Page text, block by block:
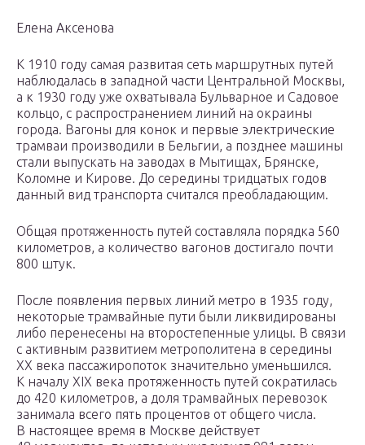
Елена Аксенова
К 1910 году самая развитая сеть маршрутных путей
наблюдалась в западной части Центральной Москвы,
а к 1930 году уже охватывала Бульварное и Садовое
кольцо, с распространением линий на окраины
города. Вагоны для конок и первые электрические
трамваи производили в Бельгии, а позднее машины
стали выпускать на заводах в Мытищах, Брянске,
Коломне и Кирове. До середины тридцатых годов
данный вид транспорта считался преобладающим.
Общая протяженность путей составляла порядка 560
километров, а количество вагонов достигало почти
800 штук.
После появления первых линий метро в 1935 году,
некоторые трамвайные пути были ликвидированы
либо перенесены на второстепенные улицы. В связи
с активным развитием метрополитена в середины
XX века пассажиропоток значительно уменьшился.
К началу XIX века протяженность путей сократилась
до 420 километров, а доля трамвайных перевозок
занимала всего пять процентов от общего числа.
В настоящее время в Москве действует